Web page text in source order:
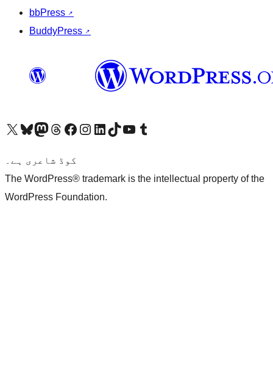
bbPress ↗
BuddyPress ↗
Visit our X (formerly Twitter) account
ہمارے بلیواسکائی اکاؤنٹ پر جائیں
Visit our Mastodon account
ہمارے ٹھریڈز اکاؤنٹ پر جائیں
Visit our Facebook pageVisit our Instagram account
Visit our LinkedIn account
ہمارے ٹک ٹاک اکاؤنٹ پر جائیں
Visit our YouTube channel
ہمارے ٹمبلر اکاؤنٹ پر جائیں
کوڈ شاعری ہے۔
The WordPress® trademark is the intellectual property of the
WordPress Foundation.